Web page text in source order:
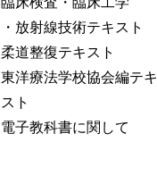
・放射線技術テキスト
柔道整復テキスト
東洋療法学校協会編テキ
スト
電子教科書に関して